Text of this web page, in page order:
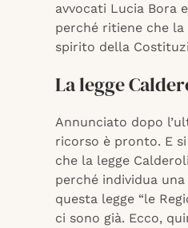
avvocati Lucia Bora
perché ritiene che
spirito della
La legge
Annunciato dopo
ricorso è pronto. E
che la legge
perché individua
questa legge “le
ci sono già. Ecco,